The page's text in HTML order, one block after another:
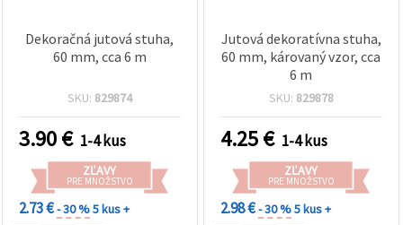
Dekoračná jutová stuha,
60 mm, cca 6 m
SKU: 829874
3.90€ 1-4 kus
ZĽAVY
PRE MNOŽSTVO
2.73 €- 30 %5 kus +
Jutová dekoratívna stuha,
60 mm, károvaný vzor, cca
6 m
SKU: 829878
4.25€ 1-4 kus
ZĽAVY
PRE MNOŽSTVO
2.98 €- 30 %5 kus +